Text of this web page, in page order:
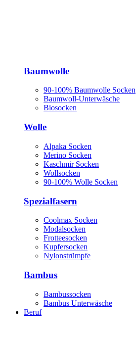
Baumwolle
90-100% Baumwolle Socken
Baumwoll-Unterwäsche
Biosocken
Wolle
Alpaka Socken
Merino Socken
Kaschmir Socken
Wollsocken
90-100% Wolle Socken
Spezialfasern
Coolmax Socken
Modalsocken
Frotteesocken
Kupfersocken
Nylonstrümpfe
Bambus
Bambussocken
Bambus Unterwäsche
Beruf